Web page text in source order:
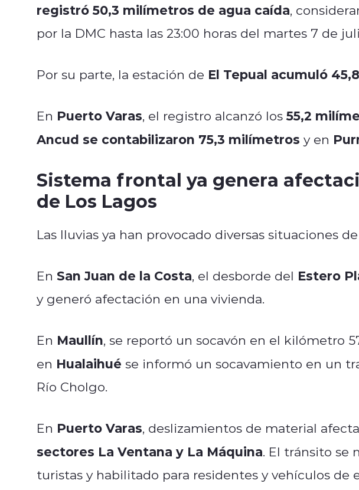
registró 50,3 milímetros de agua caída,
por la DMC hasta las 23:00 horas del martes 7 de
Por su parte, la estación de El Tepual acumuló
En Puerto Varas, el registro alcanzó los 55,2
Ancud se contabilizaron 75,3 milímetros y en
Sistema frontal ya genera
de Los Lagos
Las lluvias ya han provocado diversas situaciones
En San Juan de la Costa, el desborde del Estero
y generó afectación en una vivienda.
En Maullín, se reportó un socavón en el kilómetro
en Hualaihué se informó un socavamiento en un
Río Cholgo.
En Puerto Varas, deslizamientos de material
sectores La Ventana y La Máquina. El tránsito se
turistas y habilitado para residentes y vehículos de